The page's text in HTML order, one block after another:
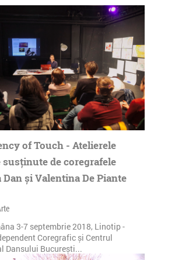
of Touch - Atelierele
susținute de coregrafele
și Valentina De Piante
3-7 septembrie 2018, Linotip -
Coregrafic și Centrul
Dansului București...